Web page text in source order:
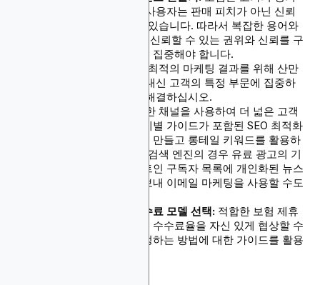
적 결정 틈새 시장이며 사용자는 판매 피치가 아닌 신뢰
할 수 있는 정보를 찾고 있습니다. 따라서 복잡한 용어와
프로세스를 단순화하여 신뢰할 수 있는 권위와 신뢰를 구
축하는 유익한 콘텐츠에 집중해야 합니다.
최적의 마케팅 결과를 위해 산만
하지 않도록 하십시오. 대신 고객의 특정 부문에 집중하
고 고유한 요구 사항을 해결하십시오.
다양한 채널을 사용하여 더 넓은 고객
에게 도달하십시오. 단계별 가이드가 포함된 SEO 최적화
블로그 또는 웹사이트를 만들고 롱테일 키워드를 활용하
십시오. 소셜 미디어 및 검색 엔진의 경우 유료 광고의 기
능을 활용하십시오. 옵트인 구독자 목록에 개인화된 뉴스
레터와 비교 가이드를 보내 이메일 마케팅을 사용할 수도
적합한 프로그램 및 수수료 모델 선택: 적합한 보험 제휴
파트너를 식별하고 높은 수수료율을 자신 있게 협상할 수
있는 고품질 리드를 생성하는 방법에 대한 가이드를 활용